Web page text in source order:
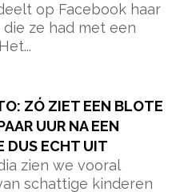
op Facebook haar
ze had met een
ZÓ ZIET EEN BLOTE
UUR NA EEN
DUS ECHT UIT
zien we vooral
schattige kinderen